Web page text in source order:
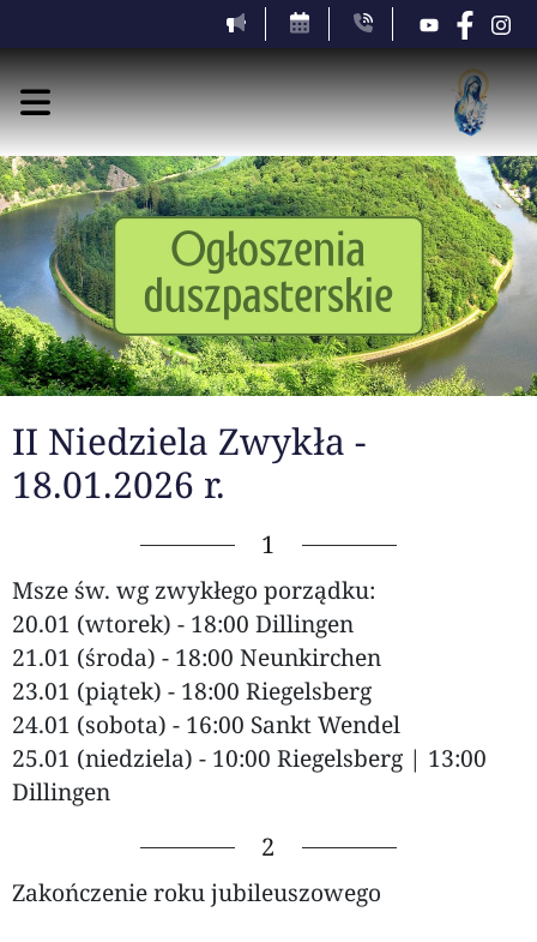
II Niedziela Zwykła -
18.01.2026 r.
1
Msze św. wg zwykłego porządku:
20.01 (wtorek) - 18:00 Dillingen
21.01 (środa) - 18:00 Neunkirchen
23.01 (piątek) - 18:00 Riegelsberg
24.01 (sobota) - 16:00 Sankt Wendel
25.01 (niedziela) - 10:00 Riegelsberg | 13:00
Dillingen
2
Zakończenie roku jubileuszowego